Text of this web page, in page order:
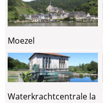
Moezel
Waterkrachtcentrale la